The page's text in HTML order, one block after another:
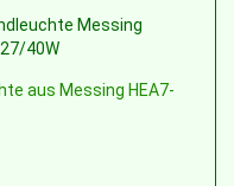
aus Messing HEA7-